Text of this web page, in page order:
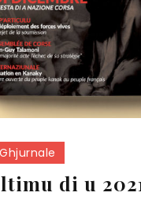
Ghjurnale
di u